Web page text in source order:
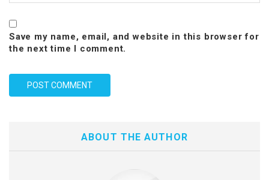
Save my name, email, and website in this browser for
the next time I comment.
ABOUT THE AUTHOR